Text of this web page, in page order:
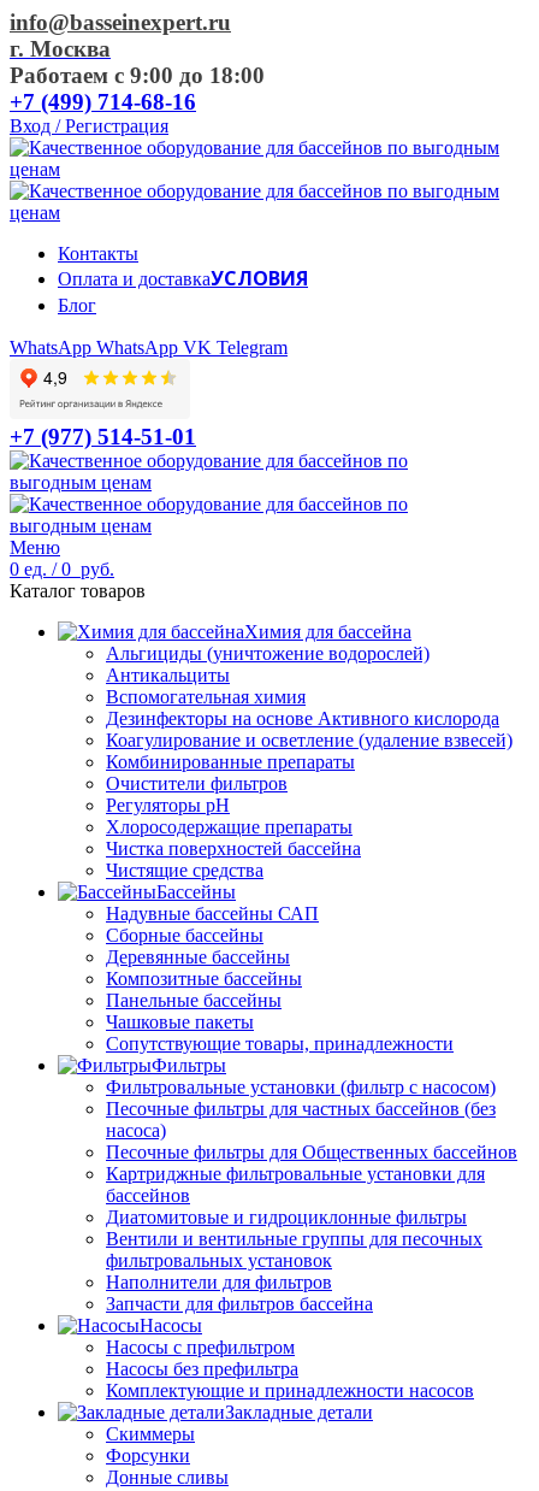
info@basseinexpert.ru
г. Москва
Работаем с 9:00 до 18:00
+7 (499) 714-68-16
Вход / Регистрация
Контакты
Оплата и доставкаУСЛОВИЯ
Блог
WhatsApp WhatsApp VK Telegram
+7 (977) 514-51-01
Меню
0 ед. / 0 руб.
Каталог товаров
Химия для бассейна
Альгициды (уничтожение водорослей)
Антикальциты
Вспомогательная химия
Дезинфекторы на основе Активного кислорода
Коагулирование и осветление (удаление взвесей)
Комбинированные препараты
Очистители фильтров
Регуляторы pH
Хлоросодержащие препараты
Чистка поверхностей бассейна
Чистящие средства
Бассейны
Надувные бассейны САП
Сборные бассейны
Деревянные бассейны
Композитные бассейны
Панельные бассейны
Чашковые пакеты
Сопутствующие товары, принадлежности
Фильтры
Фильтровальные установки (фильтр с насосом)
Песочные фильтры для частных бассейнов (без
насоса)
Песочные фильтры для Общественных бассейнов
Картриджные фильтровальные установки для
бассейнов
Диатомитовые и гидроциклонные фильтры
Вентили и вентильные группы для песочных
фильтровальных установок
Наполнители для фильтров
Запчасти для фильтров бассейна
Насосы
Насосы с префильтром
Насосы без префильтра
Комплектующие и принадлежности насосов
Закладные детали
Скиммеры
Форсунки
Донные сливы